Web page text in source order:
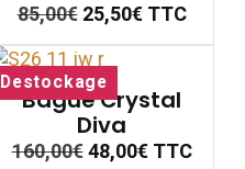
85,00€ 25,50€TTC
Destockage
Bague Crystal
Diva
160,00€48,00€TTC